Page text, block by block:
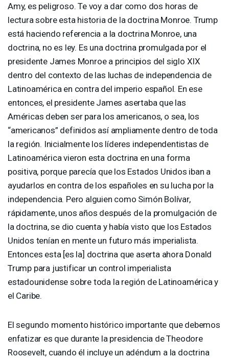
Amy, es peligroso. Te voy a dar como dos horas de
lectura sobre esta historia de la doctrina Monroe. Trump
está haciendo referencia a la doctrina Monroe, una
doctrina, no es ley. Es una doctrina promulgada por el
presidente James Monroe a principios del siglo XIX
dentro del contexto de las luchas de independencia de
Latinoamérica en contra del imperio español. En ese
entonces, el presidente James asertaba que las
Américas deben ser para los americanos, o sea, los
“americanos” definidos así ampliamente dentro de toda
la región. Inicialmente los líderes independentistas de
Latinoamérica vieron esta doctrina en una forma
positiva, porque parecía que los Estados Unidos iban a
ayudarlos en contra de los españoles en su lucha por la
independencia. Pero alguien como Simón Bolívar,
rápidamente, unos años después de la promulgación de
la doctrina, se dio cuenta y había visto que los Estados
Unidos tenían en mente un futuro más imperialista.
Entonces esta [es la] doctrina que aserta ahora Donald
Trump para justificar un control imperialista
estadounidense sobre toda la región de Latinoamérica y
el Caribe.
El segundo momento histórico importante que debemos
enfatizar es que durante la presidencia de Theodore
Roosevelt, cuando él incluye un adéndum a la doctrina